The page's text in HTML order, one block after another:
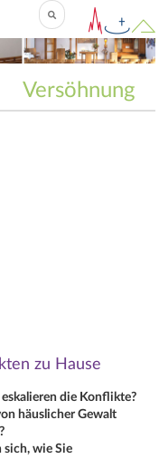
Versöhnung
zu Hause
eskalieren die Konflikte?
häuslicher Gewalt
sich, wie Sie